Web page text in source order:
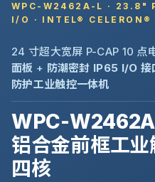
WPC-W2462A-L · 23.8"
I/O · INTEL®
24 寸超大宽屏 P-CAP 10 点
面板 + 防潮密封 IP65 I/O 接
防护工业触控一体机
WPC-
铝合金前框工
四核